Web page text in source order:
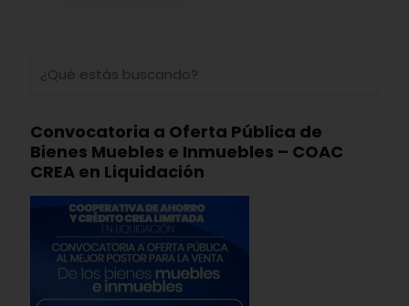
Convocatoria a Oferta Pública de
Bienes Muebles e Inmuebles – COAC
CREA en Liquidación